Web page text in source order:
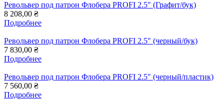
Револьвер под патрон Флобера PROFI 2.5" (Графит/бук)
8 208,00 ₴
Подробнее
Револьвер под патрон Флобера PROFI 2.5" (черный/бук)
7 830,00 ₴
Подробнее
Револьвер под патрон Флобера PROFI 2.5" (черный/пластик)
7 560,00 ₴
Подробнее